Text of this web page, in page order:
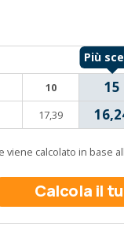
10 15
17,39
viene calcolato in base
Calcola il